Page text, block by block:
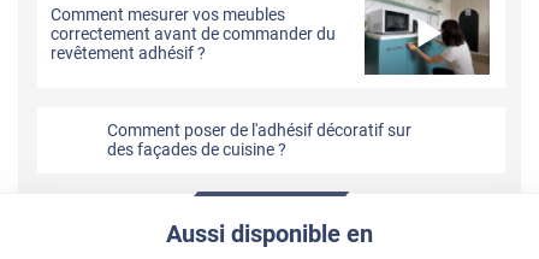
Comment mesurer vos meubles
correctement avant de commander du
revêtement adhésif ?
Comment poser de l'adhésif décoratif sur
des façades de cuisine ?
Aussi disponible en